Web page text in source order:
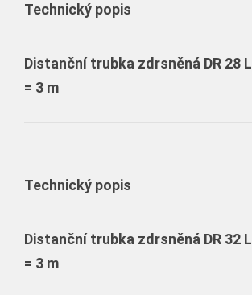
Technický popis
Distanční trubka zdrsněná DR 28 L
= 3 m
Technický popis
Distanční trubka zdrsněná DR 32 L
= 3 m